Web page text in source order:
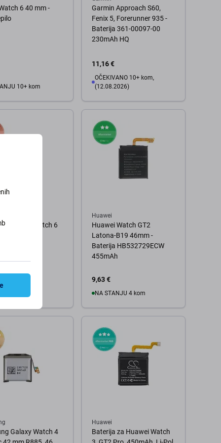
6 40 mm -
10+ kom
Garmin Approach S60,
Fenix 5, Forerunner 935 -
Baterija 361-00097-00
230mAh HQ
11,16 €
OČEKIVANO 10+ kom,
(12.08.2026)
Pratite dostupnost
za Apple Watch 6
10+ kom
Huawei
Huawei Watch GT2
Latona-B19 46mm -
Baterija HB532729ECW
455mAh
9,63 €
NA STANJU 4 kom
Galaxy Watch 4
Huawei
Baterija za Huawei Watch